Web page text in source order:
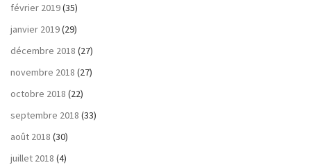
février 2019(35)
janvier 2019(29)
décembre 2018 (27)
novembre 2018 (27)
octobre 2018 (22)
septembre 2018 (33)
août 2018 (30)
juillet 2018 (4)